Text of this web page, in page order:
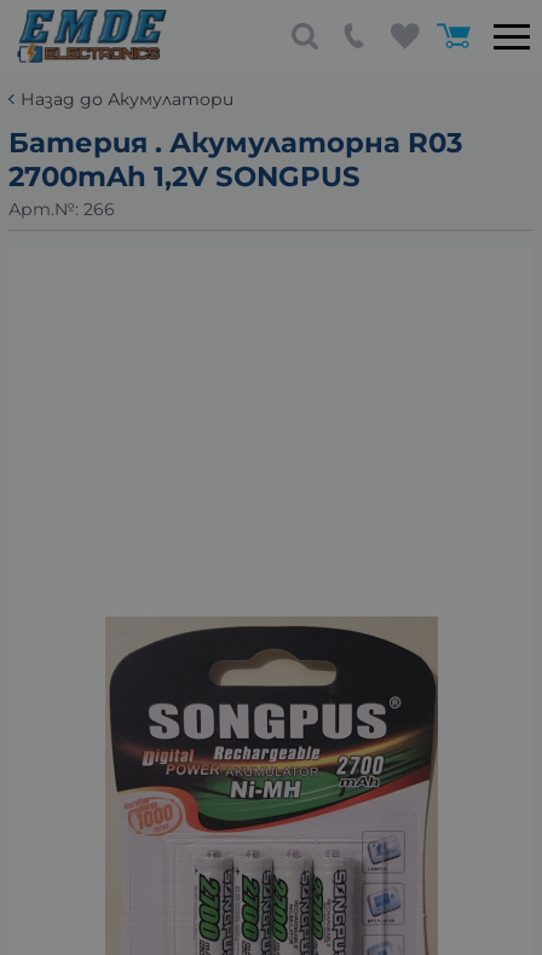
Назад до Акумулатори
Батерия . Акумулаторна R03
2700mAh 1,2V SONGPUS
Арт.№: 266